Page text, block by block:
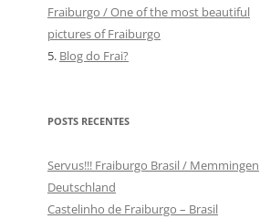
Fraiburgo / One of the most beautiful
pictures of Fraiburgo
5. Blog do Frai?
POSTS RECENTES
Servus!!! Fraiburgo Brasil / Memmingen
Deutschland
Castelinho de Fraiburgo – Brasil